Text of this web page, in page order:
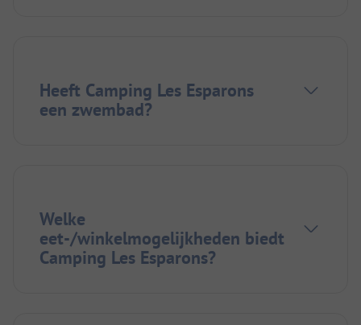
Heeft Camping Les Esparons
een zwembad?
Welke
eet-/winkelmogelijkheden biedt
Camping Les Esparons?